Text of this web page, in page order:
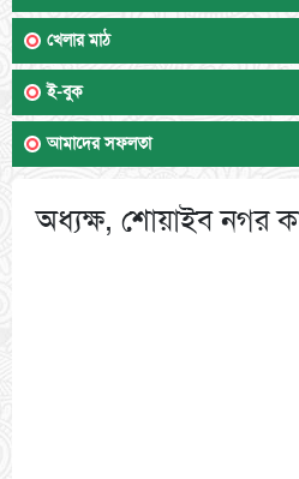
খেলার মাঠ
ই-বুক
আমাদের সফলতা
অধ্যক্ষ, শোয়াইব নগর